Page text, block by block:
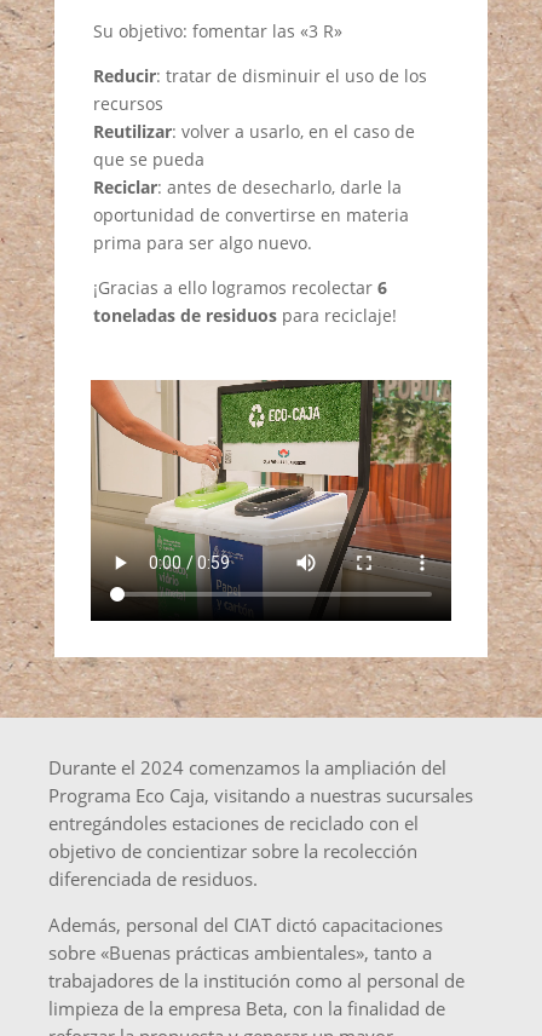
Su objetivo: fomentar las «3 R»
Reducir: tratar de disminuir el uso de los
recursos
Reutilizar: volver a usarlo, en el caso de
que se pueda
Reciclar: antes de desecharlo, darle la
oportunidad de convertirse en materia
prima para ser algo nuevo.
¡Gracias a ello logramos recolectar 6
toneladas de residuospara reciclaje!
Durante el 2024 comenzamos la ampliación del
Programa Eco Caja, visitando a nuestras sucursales
entregándoles estaciones de reciclado con el
objetivo de concientizar sobre la recolección
diferenciada de residuos.
Además, personal del CIAT dictó capacitaciones
sobre «Buenas prácticas ambientales», tanto a
trabajadores de la institución como al personal de
limpieza de la empresa Beta, con la finalidad de